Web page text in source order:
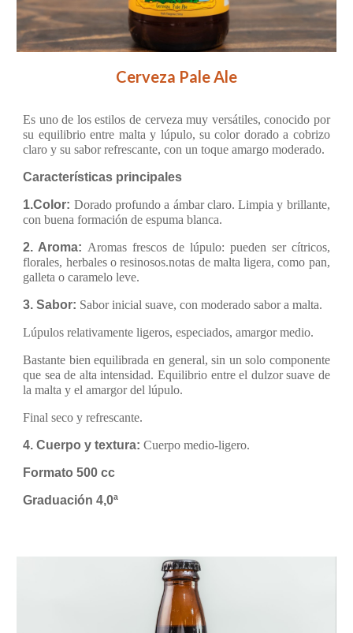
Cerveza Pale Ale
Es uno de los estilos de cerveza muy versátiles, conocido por
su equilibrio entre malta y lúpulo, su color dorado a cobrizo
claro y su sabor refrescante, con un toque amargo moderado.
Características principales
1.Color: Dorado profundo a ámbar claro. Limpia y brillante,
con buena formación de espuma blanca.
2. Aroma: Aromas frescos de lúpulo: pueden ser cítricos,
florales, herbales o resinosos.notas de malta ligera, como pan,
galleta o caramelo leve.
3. Sabor: Sabor inicial suave, con moderado sabor a malta.
Lúpulos relativamente ligeros, especiados, amargor medio.
Bastante bien equilibrada en general, sin un solo componente
que sea de alta intensidad. Equilibrio entre el dulzor suave de
la malta y el amargor del lúpulo.
Final seco y refrescante.
4. Cuerpo y textura:Cuerpo medio-ligero.
Formato 500 cc
Graduación 4,0ª